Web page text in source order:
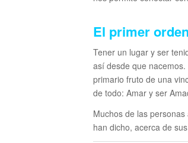
El primer
Tener un lugar y ser
así desde que
primario fruto de una
de todo: Amar y ser
Muchos de las
han dicho, acerca de